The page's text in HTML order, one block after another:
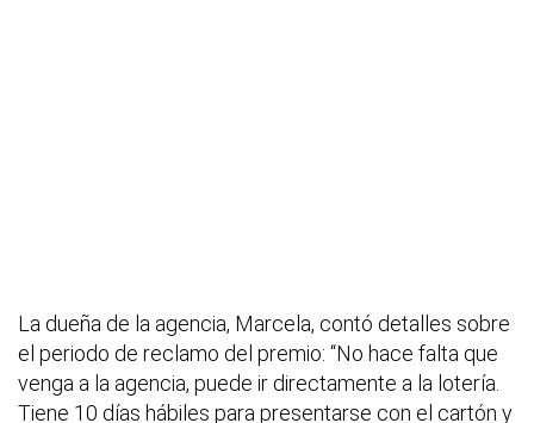
La dueña de la agencia, Marcela, contó detalles sobre
el periodo de reclamo del premio: “No hace falta que
venga a la agencia, puede ir directamente a la lotería.
Tiene 10 días hábiles para presentarse con el cartón y